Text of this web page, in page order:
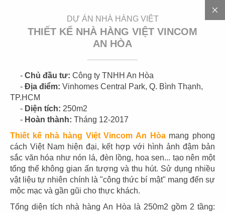
DỰ ÁN NHÀ HÀNG VIỆT
THIẾT KẾ NHÀ HÀNG VIỆT VINCOM
AN HÒA
- Chủ đầu tư: Công ty TNHH An Hòa
- Địa điểm: Vinhomes Central Park, Q. Bình Thạnh,
TP.HCM
- Diện tích: 250m2
- Hoàn thành: Tháng 12-2017
Thiết kế nhà hàng Việt Vincom An Hòamang phong
cách Việt Nam hiện đại, kết hợp với hình ảnh đậm bản
sắc văn hóa như nón lá, đèn lồng, hoa sen... tạo nên một
tổng thể không gian ấn tượng và thu hút. Sử dụng nhiều
vật liệu tự nhiên chính là "công thức bí mật" mang đến sự
mộc mạc và gần gũi cho thực khách.
Tổng diện tích nhà hàng An Hòa là 250m2 gồm 2 tầng:
300+ DỰ ÁN
01
HIGHLANDS
CN Cát Lái
02
HIGHLANDS
CN Sunwah Pearl